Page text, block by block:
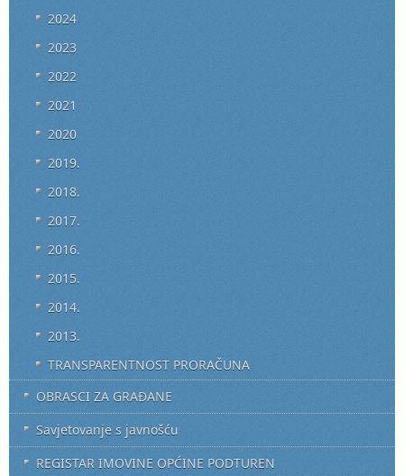
2024
2023
2022
2021
2020
2019.
2018.
2017.
2016.
2015.
2014.
2013.
TRANSPARENTNOST PRORAČUNA
OBRASCI ZA GRAĐANE
Savjetovanje s javnošću
REGISTAR IMOVINE OPĆINE PODTUREN